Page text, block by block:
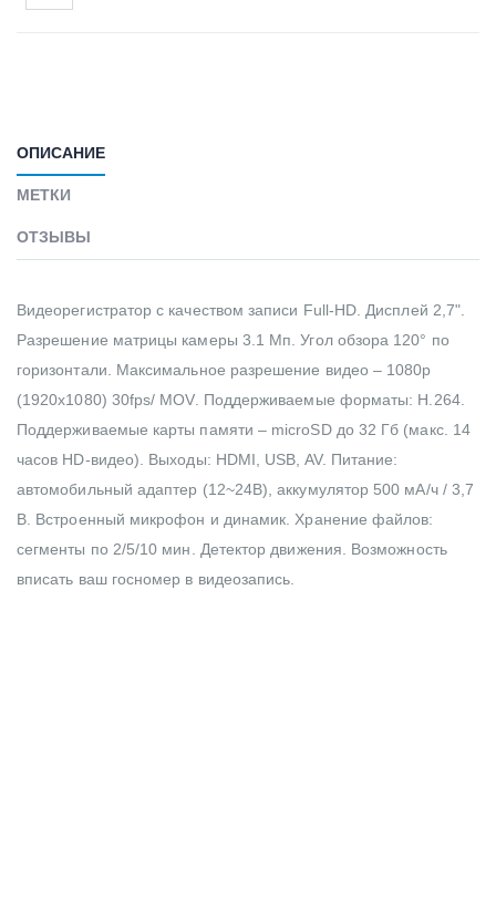
ОПИСАНИЕ
МЕТКИ
ОТЗЫВЫ
Видеорегистратор с качеством записи Full-HD. Дисплей 2,7".
Разрешение матрицы камеры 3.1 Мп. Угол обзора 120° по
горизонтали. Максимальное разрешение видео – 1080p
(1920x1080) 30fps/ MOV. Поддерживаемые форматы: H.264.
Поддерживаемые карты памяти – microSD до 32 Гб (макс. 14
часов HD-видео). Выходы: HDMI, USB, AV. Питание:
автомобильный адаптер (12~24В), аккумулятор 500 мА/ч / 3,7
В. Встроенный микрофон и динамик. Хранение файлов:
сегменты по 2/5/10 мин. Детектор движения. Возможность
вписать ваш госномер в видеозапись.